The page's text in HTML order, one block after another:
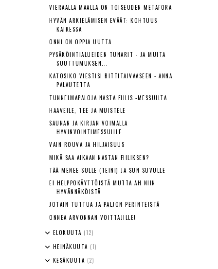
VIERAALLA MAALLA ON TOISEUDEN METAFORA
HYVÄN ARKIELÄMISEN EVÄÄT: KOHTUUS
KAIKESSA
ONNI ON OPPIA UUTTA
PYSÄKÖINTIALUEIDEN TUNARIT - JA MUITA
SUUTTUMUKSEN...
KATOSIKO VIESTISI BITTITAIVAASEEN - ANNA
PALAUTETTA
TUNNELMAPALOJA NASTA FIILIS -MESSUILTA
HAAVEILE, TEE JA MUISTELE
SAUNAN JA KIRJAN VOIMALLA
HYVINVOINTIMESSUILLE
VAIN ROUVA JA HILJAISUUS
MIKÄ SAA AIKAAN NASTAN FIILIKSEN?
TÄÄ MENEE SULLE (TEINI) JA SUN SUVULLE
EI HELPPOKÄYTTÖISTÄ MUTTA AH NIIN
HYVÄNNÄKÖISTÄ
JOTAIN TUTTUA JA PALJON PERINTEISTÄ
ONNEA ARVONNAN VOITTAJILLE!
ELOKUUTA (12)
HEINÄKUUTA (1)
KESÄKUUTA (2)